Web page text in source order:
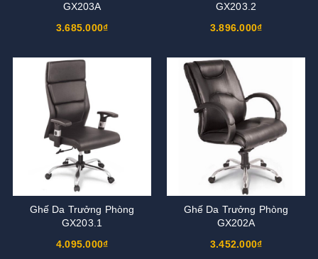
GX203A
3.685.000₫
GX203.2
3.896.000₫
Ghế Da Trưởng Phòng
GX203.1
4.095.000₫
Ghế Da Trưởng Phòng
GX202A
3.452.000₫